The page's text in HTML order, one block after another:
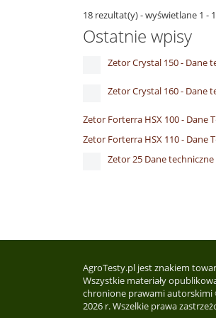
18 rezultat(y) - wyświetlane 1 -
Ostatnie wpisy
Zetor Crystal 150 - Dane
Zetor Crystal 160 - Dane
Zetor Forterra HSX 100 - Dane
Zetor Forterra HSX 110 - Dane
Zetor 25 Dane techniczne
AgroTesty.pl jest znakiem
Wszystkie materiały
chronione prawami autorskimi
2026 r. Wszelkie prawa